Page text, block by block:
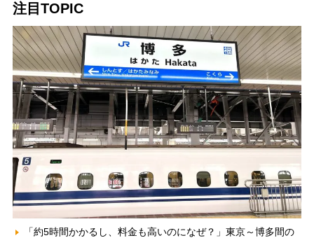
注目TOPIC
「約5時間かかるし、料金も高いのになぜ？」東京～博多間の